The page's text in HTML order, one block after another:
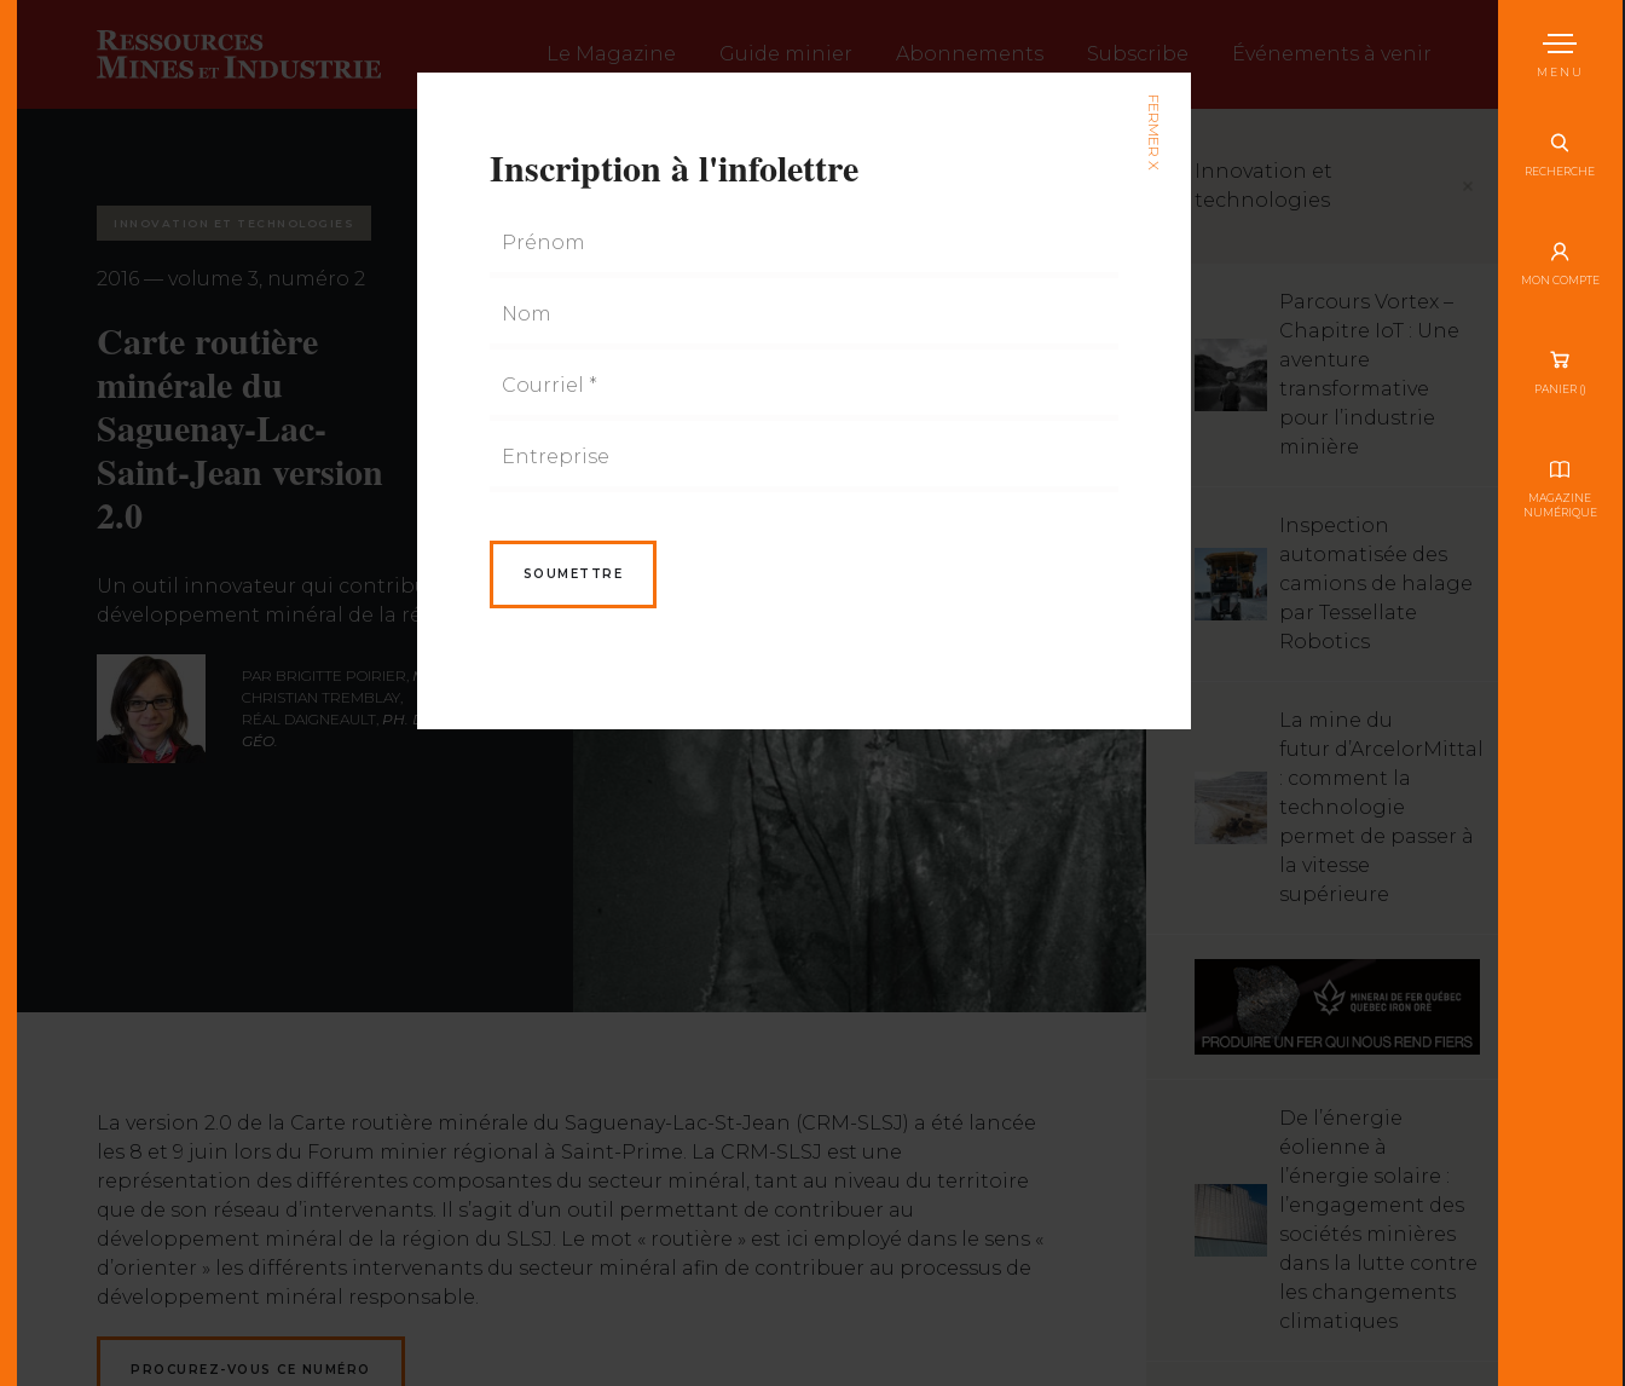
Le Magazine Guide minier Abonnements Subscribe Événements à venir
MENU
RECHERCHE
MON COMPTE
PANIER ()
MAGAZINE
NUMÉRIQUE
INNOVATION ET TECHNOLOGIES
2016 — volume 3, numéro 2
Carte routière
minérale du
Saguenay-Lac-
Saint-Jean version
2.0
Un outil innovateur qui contribue au
développement minéral de la région
PAR BRIGITTE POIRIER, M. SC.
CHRISTIAN TREMBLAY,
RÉAL DAIGNEAULT, PH. D., ING.,
GÉO.
La version 2.0 de la Carte routière minérale du Saguenay-Lac-St-Jean (CRM-SLSJ) a été lancée
les 8 et 9 juin lors du Forum minier régional à Saint-Prime. La CRM-SLSJ est une
représentation des différentes composantes du secteur minéral, tant au niveau du territoire
que de son réseau d’intervenants. Il s’agit d’un outil permettant de contribuer au
développement minéral de la région du SLSJ. Le mot « routière » est ici employé dans le sens «
d’orienter » les différents intervenants du secteur minéral afin de contribuer au processus de
développement minéral responsable.
PROCUREZ-VOUS CE NUMÉRO
Innovation et
technologies
Parcours Vortex –
Chapitre IoT : Une
aventure
transformative
pour l’industrie
minière
Inspection
automatisée des
camions de halage
par Tessellate
Robotics
La mine du
futur d’ArcelorMittal
: comment la
technologie
permet de passer à
la vitesse
supérieure
De l’énergie
éolienne à
l’énergie solaire :
l’engagement des
sociétés minières
dans la lutte contre
les changements
climatiques
FERMER X
Inscription à l'infolettre
SOUMETTRE